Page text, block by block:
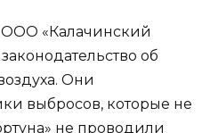
«Калачинский
об
Они
выбросов, которые не
не проводили